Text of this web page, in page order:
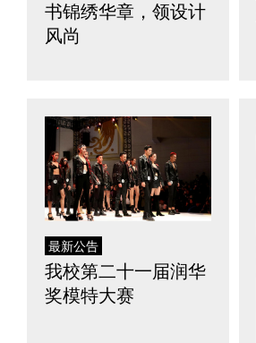
书锦绣华章，领设计
风尚
最新公告
我校第二十一届润华
奖模特大赛